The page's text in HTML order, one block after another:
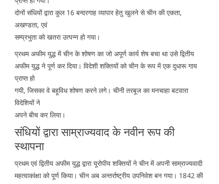
दोनों संधियों द्वारा कुल 16 बन्दरगाह व्यापार हेतु खुलने से चीन की एकता,
अखण्डता, एवं
सम्प्रभुता को खतरा उत्पन्न हो गया।
प्रथम अफीम युद्ध में चीन के शोषण का जो अपूर्ण कार्य शेष बचा था उसे द्वितीय
अफीम युद्ध ने पूर्ण कर दिया। विदेशी शक्तियों को चीन के रूप में एक दुधारू गाय
प्राप्त हो
गयी, जिसका वे बहूविध शोषण करने लगे। चीनी तरबूज का मनचाहा बटवारा
विदेशियों ने
अपने बीच कर लिया।
संधियों द्वारा साम्राज्यवाद के नवीन रूप की
स्थापना
प्रथम एवं द्वितीय अफीम युद्ध द्वारा यूरोपीय शक्तियों ने चीन में अपनी साम्राज्यवादी
महत्वाकांक्षा को पूर्ण किया। चीन अब अन्तर्राष्ट्रीय उपनिवेश बन गया। 1842 की